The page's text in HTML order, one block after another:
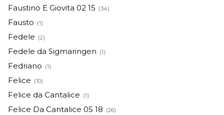
Faustino E Giovita 02 15 (34)
Fausto (1)
Fedele (2)
Fedele da Sigmaringen (1)
Fedriano (1)
Felice (10)
Felice da Cantalice (1)
Felice Da Cantalice 05 18 (26)